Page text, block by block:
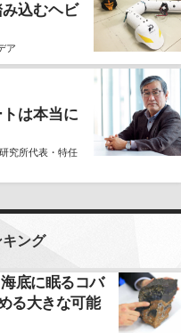
ただきました個人情報
報の漏洩、滅失、毀損
な安全管理措置を講じ
た個人情報は、その利
おいて、正確かつ最新
とします。
る場合を除いて、お客
となく、お客様よりご
者に開示、提供いたし
人情報の取り扱いを第
込むヘビ
ア
は本当に
究所代表・特任
キング
底に眠るコバ
る大きな可能